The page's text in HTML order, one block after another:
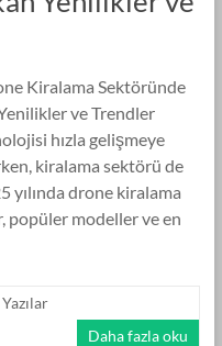
Kiralama Sektöründe
Yenilikler ve Trendler
hızla gelişmeye
kiralama sektörü de
yılında drone kiralama
popüler modeller ve en
Yazılar
Daha fazla oku